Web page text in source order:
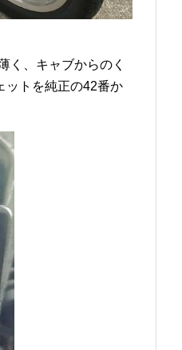
く、キャブからのく
ットを純正の42番か